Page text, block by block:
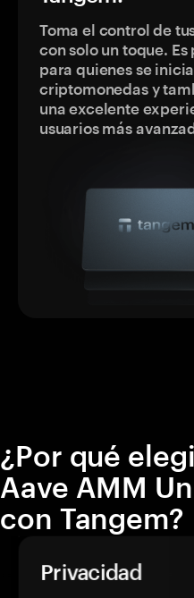
Toma el control de
con solo un toque.
para quienes se
criptomonedas y
una excelente
usuarios más
¿Por qué
Aave AMM
con Tangem?
Privacidad